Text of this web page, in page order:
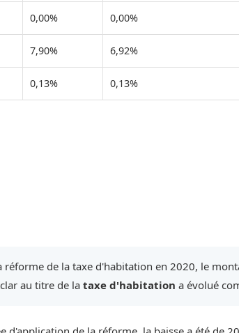
0,00% 0,00%
7,90% 6,92%
0,13% 0,13%
réforme de la taxe d'habitation en 2020, le
au titre de la taxe d'habitation a évolué